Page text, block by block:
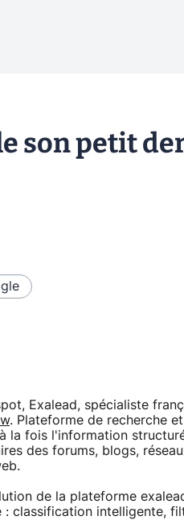
son petit
Exalead, spécialiste
. Plateforme de recherche
la fois l'information
des forums, blogs,
de la plateforme
classification intelligente,